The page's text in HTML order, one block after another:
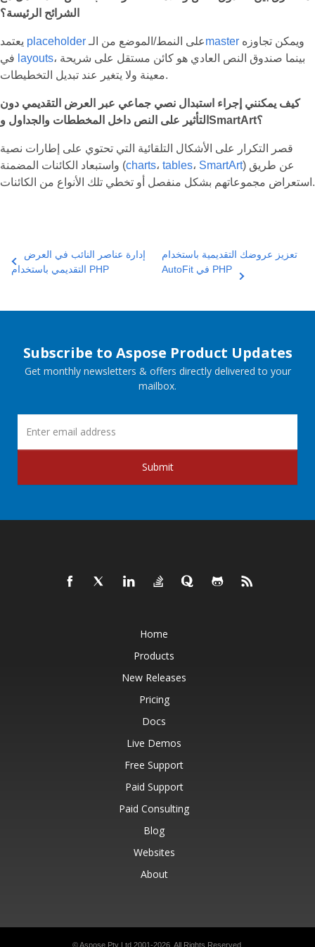
الشرائح الرئيسة؟
placeholder على النمط/الموضع من الـmaster
layouts، بينما صندوق النص العادي هو كائن مستقل على شريحة
معينة ولا يتغير عند تبديل التخطيطات.
كيف يمكنني إجراء استبدال نصي جماعي عبر العرض التقديمي دون
التأثير على النص داخل المخططات والجداول وSmartArt؟
قصر التكرار على الأشكال التلقائية التي تحتوي على إطارات نصية
واستبعاد الكائنات المضمنة (charts، tables، SmartArt) عن طريق
استعراض مجموعاتهم بشكل منفصل أو تخطي تلك الأنواع من الكائنات.
إدارة عناصر النائب في العرض
التقديمي باستخدام PHP
تعزيز عروضك التقديمية باستخدام
AutoFit في PHP
Subscribe to Aspose Product Updates
Get monthly newsletters & offers directly delivered to your
mailbox.
Submit
Home
Products
New Releases
Pricing
Docs
Live Demos
Free Support
Paid Support
Paid Consulting
Blog
Websites
About
© Aspose Pty Ltd 2001-2026. All Rights Reserved.